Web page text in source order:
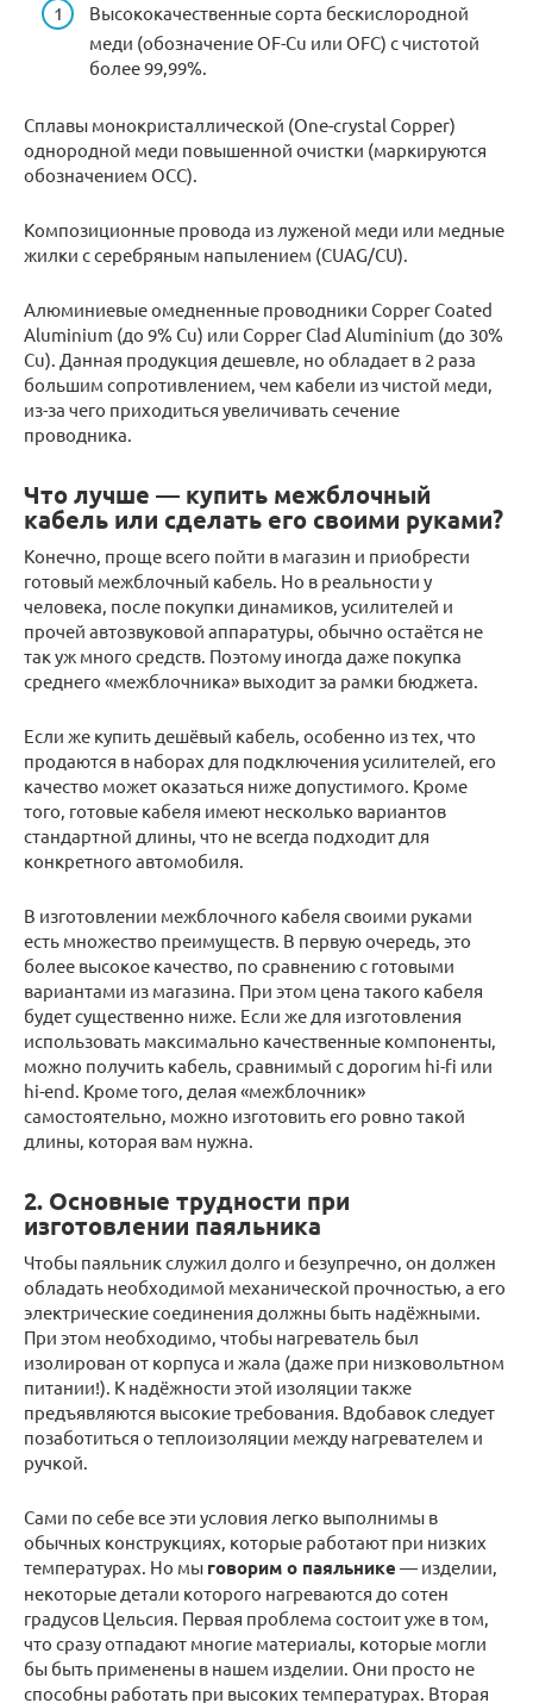
Высококачественные сорта бескислородной
меди (обозначение OF-Cu или OFC) с чистотой
более 99,99%.
Сплавы монокристаллической (One-crystal Copper)
однородной меди повышенной очистки (маркируются
обозначением OCC).
Композиционные провода из луженой меди или медные
жилки с серебряным напылением (CUAG/CU).
Алюминиевые омедненные проводники Сopper Coated
Aluminium (до 9% Cu) или Сopper Clad Aluminium (до 30%
Cu). Данная продукция дешевле, но обладает в 2 раза
большим сопротивлением, чем кабели из чистой меди,
из-за чего приходиться увеличивать сечение
проводника.
Что лучше — купить межблочный
кабель или сделать его своими руками?
Конечно, проще всего пойти в магазин и приобрести
готовый межблочный кабель. Но в реальности у
человека, после покупки динамиков, усилителей и
прочей автозвуковой аппаратуры, обычно остаётся не
так уж много средств. Поэтому иногда даже покупка
среднего «межблочника» выходит за рамки бюджета.
Если же купить дешёвый кабель, особенно из тех, что
продаются в наборах для подключения усилителей, его
качество может оказаться ниже допустимого. Кроме
того, готовые кабеля имеют несколько вариантов
стандартной длины, что не всегда подходит для
конкретного автомобиля.
В изготовлении межблочного кабеля своими руками
есть множество преимуществ. В первую очередь, это
более высокое качество, по сравнению с готовыми
вариантами из магазина. При этом цена такого кабеля
будет существенно ниже. Если же для изготовления
использовать максимально качественные компоненты,
можно получить кабель, сравнимый с дорогим hi-fi или
hi-end. Кроме того, делая «межблочник»
самостоятельно, можно изготовить его ровно такой
длины, которая вам нужна.
2. Основные трудности при
изготовлении паяльника
Чтобы паяльник служил долго и безупречно, он должен
обладать необходимой механической прочностью, а его
электрические соединения должны быть надёжными.
При этом необходимо, чтобы нагреватель был
изолирован от корпуса и жала (даже при низковольтном
питании!). К надёжности этой изоляции также
предъявляются высокие требования. Вдобавок следует
позаботиться о теплоизоляции между нагревателем и
ручкой.
Сами по себе все эти условия легко выполнимы в
обычных конструкциях, которые работают при низких
температурах. Но мы говорим о паяльнике — изделии,
некоторые детали которого нагреваются до сотен
градусов Цельсия. Первая проблема состоит уже в том,
что сразу отпадают многие материалы, которые могли
бы быть применены в нашем изделии. Они просто не
способны работать при высоких температурах. Вторая